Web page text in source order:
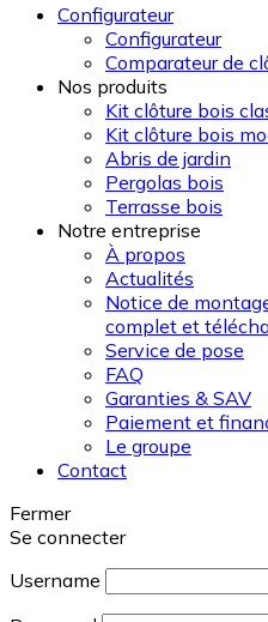
Configurateur
Configurateur
Comparateur de
Nos produits
Kit clôture bois
Kit clôture bois
Abris de jardin
Pergolas bois
Terrasse bois
Notre entreprise
À propos
Actualités
Notice de
complet et
Service de pose
FAQ
Garanties & SAV
Paiement et
Le groupe
Contact
Fermer
Se connecter
Username